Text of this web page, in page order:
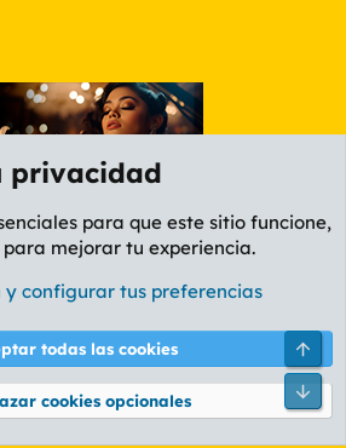
AMARILLO
y reglas Política de privacidad Ayuda
® © 2010-2026 XenForo Ltd.
privacidad
para que este sitio funcione,
mejorar tu experiencia.
configurar tus preferencias
todas las cookies
cookies opcionales
Pie